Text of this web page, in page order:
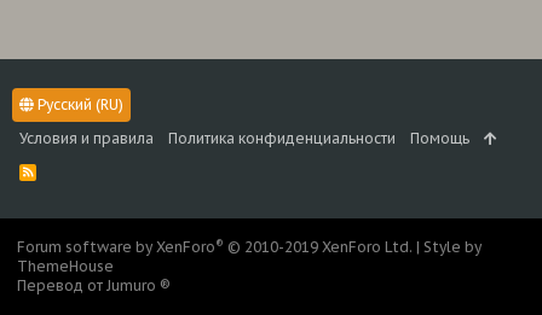
Русский (RU)
Условия и правила
Политика конфиденциальности Помощь
R
S
Forum software by XenForo® © 2010-2019 XenForo Ltd. | Style by
ThemeHouse
Перевод от Jumuro ®